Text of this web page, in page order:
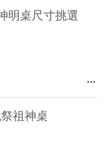
明桌尺寸挑選
祖神桌